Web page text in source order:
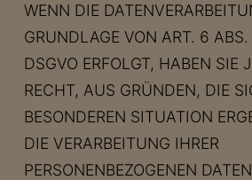
WENN DIE
GRUNDLAGE VON ART. 6 ABS.
DSGVO ERFOLGT, HABEN SIE
RECHT, AUS GRÜNDEN, DIE
BESONDEREN SITUATION
DIE VERARBEITUNG IHRER
PERSONENBEZOGENEN